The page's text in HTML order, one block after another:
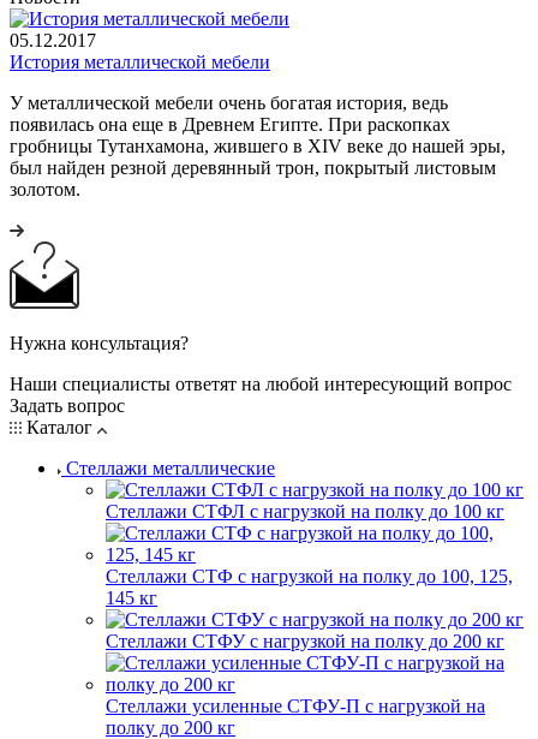
05.12.2017
История металлической мебели
У металлической мебели очень богатая история, ведь
появилась она еще в Древнем Египте. При раскопках
гробницы Тутанхамона, жившего в XIV веке до нашей эры,
был найден резной деревянный трон, покрытый листовым
золотом.
Нужна консультация?
Наши специалисты ответят на любой интересующий вопрос
Задать вопрос
Каталог
Стеллажи металлические
Стеллажи СТФЛ с нагрузкой на полку до 100 кг
Стеллажи СТФ с нагрузкой на полку до 100, 125,
145 кг
Стеллажи СТФУ с нагрузкой на полку до 200 кг
Стеллажи усиленные СТФУ-П с нагрузкой на
полку до 200 кг